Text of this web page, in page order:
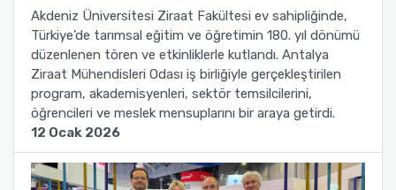
Akdeniz Üniversitesi Ziraat Fakültesi ev sahipliğinde,
Türkiye’de tarımsal eğitim ve öğretimin 180. yıl dönümü
düzenlenen tören ve etkinliklerle kutlandı. Antalya
Ziraat Mühendisleri Odası iş birliğiyle gerçekleştirilen
program, akademisyenleri, sektör temsilcilerini,
öğrencileri ve meslek mensuplarını bir araya getirdi.
12 Ocak 2026